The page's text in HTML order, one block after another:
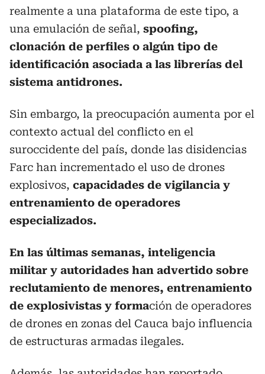
realmente a una plataforma de este tipo, a
una emulación de señal, spoofing,
clonación de perfiles o algún tipo de
identificación asociada a las librerías del
sistema antidrones.
Sin embargo, la preocupación aumenta por el
contexto actual del conflicto en el
suroccidente del país, donde las disidencias
Farc han incrementado el uso de drones
explosivos, capacidades de vigilancia y
entrenamiento de operadores
especializados.
En las últimas semanas, inteligencia
militar y autoridades han advertido sobre
reclutamiento de menores, entrenamiento
de explosivistas y formación de operadores
de drones en zonas del Cauca bajo influencia
de estructuras armadas ilegales.